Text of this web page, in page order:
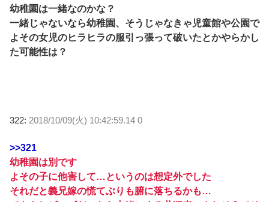
幼稚園は一緒なのかな？
一緒じゃないなら幼稚園、そうじゃなきゃ児童館や公園で
よその女児のヒラヒラの服引っ張って破いたとかやらかし
た可能性は？
322: 2018/10/09(火) 10:42:59.14 0
>>321
幼稚園は別です
よその子に他害して…というのは想定外でした
それだと義兄嫁の慌てぶりも腑に落ちるかも…